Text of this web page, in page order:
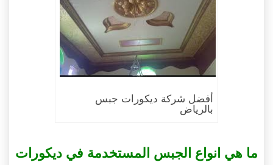
أفضل شركة ديكورات جبس
بالرياض
ما هي انواع الجبس المستخدمة في ديكورات